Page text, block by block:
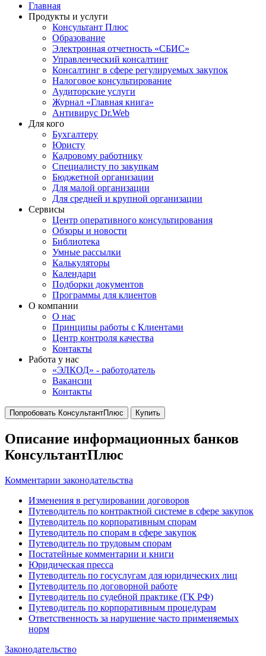
Главная
Продукты и услуги
Консультант Плюс
Образование
Электронная отчетность «СБИС»
Управленческий консалтинг
Консалтинг в сфере регулируемых закупок
Налоговое консультирование
Аудиторские услуги
Журнал «Главная книга»
Антивирус Dr.Web
Для кого
Бухгалтеру
Юристу
Кадровому работнику
Специалисту по закупкам
Бюджетной организации
Для малой организации
Для средней и крупной организации
Сервисы
Центр оперативного консультирования
Обзоры и новости
Библиотека
Умные рассылки
Калькуляторы
Календари
Подборки документов
Программы для клиентов
О компании
О нас
Принципы работы с Клиентами
Центр контроля качества
Контакты
Работа у нас
«ЭЛКОД» - работодатель
Вакансии
Контакты
Попробовать КонсультантПлюс Купить
Описание информационных банков
КонсультантПлюс
Комментарии законодательства
Изменения в регулировании договоров
Путеводитель по контрактной системе в сфере закупок
Путеводитель по корпоративным спорам
Путеводитель по спорам в сфере закупок
Путеводитель по трудовым спорам
Постатейные комментарии и книги
Юридическая пресса
Путеводитель по госуслугам для юридических лиц
Путеводитель по договорной работе
Путеводитель по судебной практике (ГК РФ)
Путеводитель по корпоративным процедурам
Ответственность за нарушение часто применяемых
норм
Законодательство